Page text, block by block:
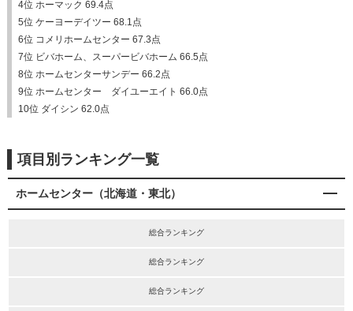
4位 ホーマック 69.4点
5位 ケーヨーデイツー 68.1点
6位 コメリホームセンター 67.3点
7位 ビバホーム、スーパービバホーム 66.5点
8位 ホームセンターサンデー 66.2点
9位 ホームセンター ダイユーエイト 66.0点
10位 ダイシン 62.0点
項目別ランキング一覧
ホームセンター（北海道・東北）
総合ランキング
総合ランキング
総合ランキング